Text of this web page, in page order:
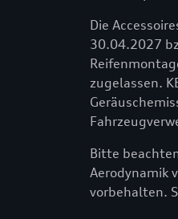
Die
30.04.2027
zugelassen.
Bitte
Aerodynamik
vorbehalten.